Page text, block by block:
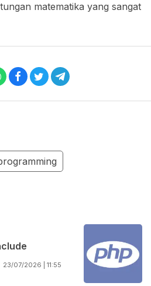
matematika yang sangat
23/07/2026 | 11:55